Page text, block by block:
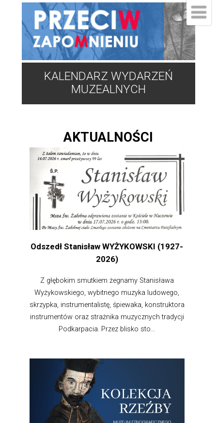
KALENDARZ WYDARZEŃ
MUZEALNYCH
AKTUALNOŚCI
Odszedł Stanisław WYŻYKOWSKI (1927-
2026)
Z głębokim smutkiem żegnamy Stanisława
Wyżykowskiego, wybitnego muzyka ludowego,
skrzypka, instrumentalistę, śpiewaka, konstruktora
instrumentów oraz strażnika muzycznych tradycji
Podkarpacia. Przez blisko sto...